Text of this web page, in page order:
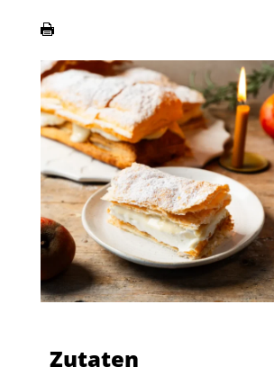
Zutaten